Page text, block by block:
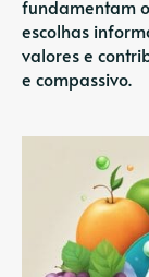
fundamentam
escolhas
valores e
e compassivo.